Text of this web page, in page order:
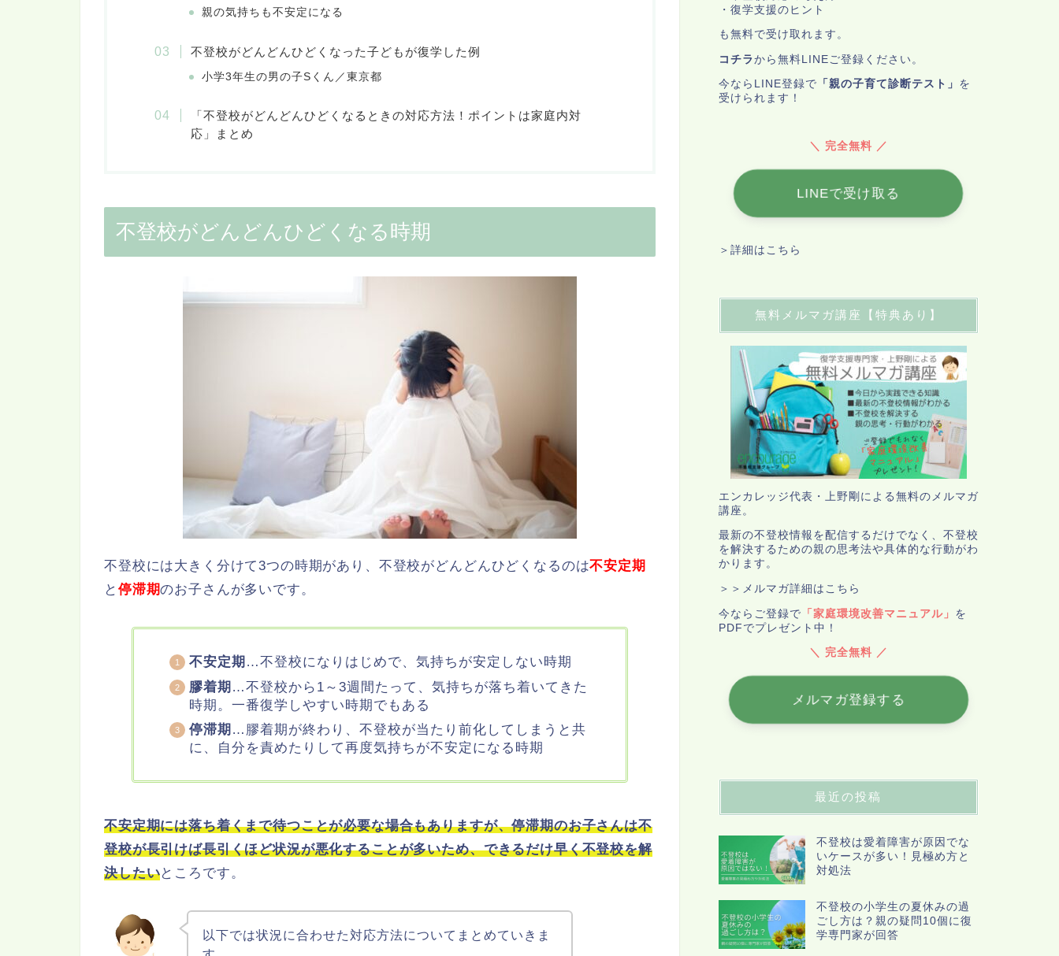
親の気持ちも不安定になる
不登校がどんどんひどくなった子どもが復学した例
小学3年生の男の子Sくん／東京都
「不登校がどんどんひどくなるときの対応方法！ポイントは家庭内対
応」まとめ
不登校がどんどんひどくなる時期
不登校には大きく分けて3つの時期があり、不登校がどんどんひどくなるのは不安定期
と 停滞期のお子さんが多いです。
不安定期 …不登校になりはじめで、気持ちが安定しない時期
膠着期 …不登校から1～3週間たって、気持ちが落ち着いてきた
時期。一番復学しやすい時期でもある
停滞期 …膠着期が終わり、不登校が当たり前化してしまうと共
に、自分を責めたりして再度気持ちが不安定になる時期
不安定期には落ち着くまで待つことが必要な場合もありますが、停滞期のお子さんは不
登校が長引けば長引くほど状況が悪化することが多いため、できるだけ早く不登校を解
決したいところです。
以下では状況に合わせた対応方法についてまとめていきま
・復学支援のヒント
も無料で受け取れます。
コチラ から無料LINEご登録ください。
今ならLINE登録で 「親の子育て診断テスト」 を
受けられます！
＼ 完全無料 ／
LINEで受け取る
＞詳細はこちら
無料メルマガ講座【特典あり】
エンカレッジ代表・上野剛による無料のメルマガ
講座。
最新の不登校情報を配信するだけでなく、不登校
を解決するための親の思考法や具体的な行動がわ
かります。
＞＞メルマガ詳細はこちら
今ならご登録で 「家庭環境改善マニュアル」 を
PDFでプレゼント中！
＼ 完全無料 ／
メルマガ登録する
最近の投稿
不登校は愛着障害が原因でな
いケースが多い！見極め方と
対処法
不登校の小学生の夏休みの過
ごし方は？親の疑問10個に復
学専門家が回答